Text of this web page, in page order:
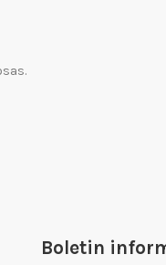
Boletin